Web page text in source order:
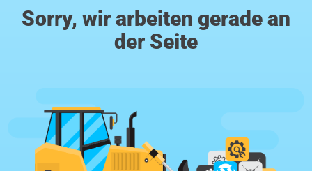
Sorry, wir arbeiten gerade an
der Seite